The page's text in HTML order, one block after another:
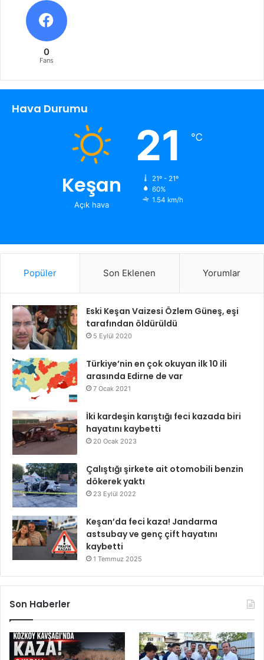
0
Fans
Hava Durumu
Keşan
Açık hava
21 ℃
21º - 21º
60%
1.54 km/h
Popüler Son Eklenen Yorumlar
Eski Keşan Vaizesi Özlem Güneş, eşi
tarafından öldürüldü
5 Eylül 2020
Türkiye’nin en çok okuyan ilk 10 ili
arasında Edirne de var
7 Ocak 2021
İki kardeşin karıştığı feci kazada biri
hayatını kaybetti
20 Ocak 2023
Çalıştığı şirkete ait otomobili benzin
dökerek yaktı
23 Eylül 2022
Keşan’da feci kaza! Jandarma
astsubay ve genç çift hayatını
kaybetti
1 Temmuz 2025
Son Haberler